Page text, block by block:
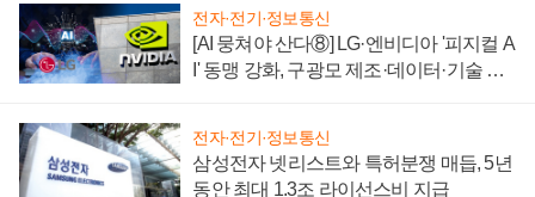
전자·전기·정보통신
[AI 뭉쳐야 산다⑧] LG·엔비디아 '피지컬 A
I' 동맹 강화, 구광모 제조·데이터·기술 결
전자·전기·정보통신
삼성전자 넷리스트와 특허분쟁 매듭, 5년
동안 최대 1.3조 라이선스비 지급